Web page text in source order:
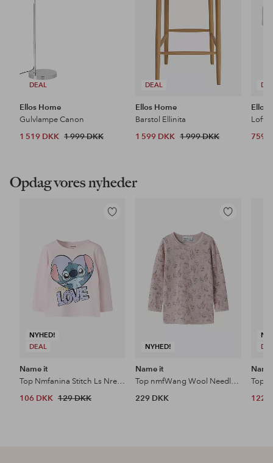
DEAL
Ellos Home
Gulvlampe Canon
1 519 DKK 1 999 DKK
DEAL
Ellos Home
Barstol Ellinita
1 599 DKK 1 999 DKK
Ellos
759
Opdag vores nyheder
NYHED!
DEAL
Tilføj
Name it
Top Nmfanina Stitch Ls Nreg Top Wdi
106 DKK 129 DKK
NYHED!
Tilføj
Name it
Top nmfWang Wool Needle LS Top
229 DKK
Top
122